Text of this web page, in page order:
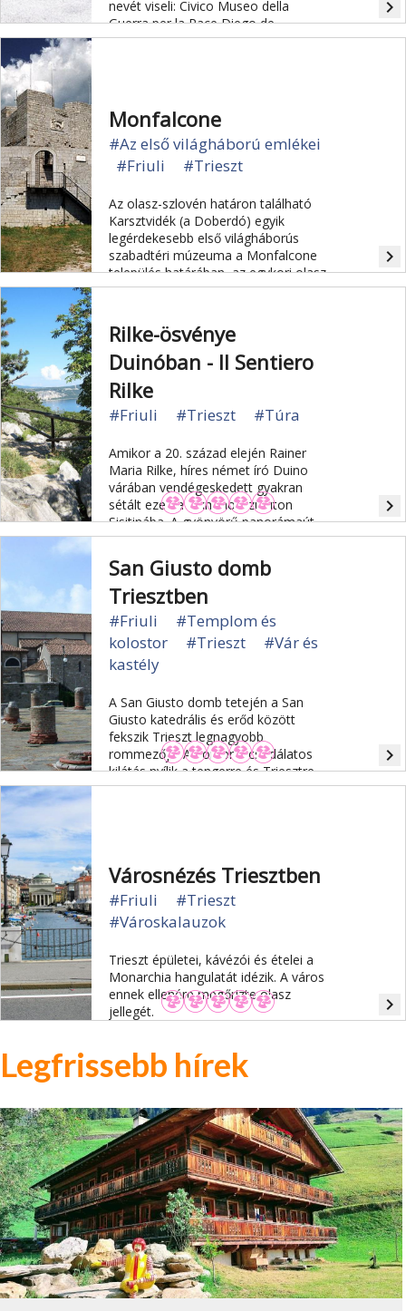
nevét viseli: Civico Museo della
Guerra per la Pace Diego de
Henriquez
navigate_next
Monfalcone
#Az első világháború emlékei
#Friuli
#Trieszt
Az olasz-szlovén határon található
Karsztvidék (a Doberdó) egyik
legérdekesebb első világháborús
szabadtéri múzeuma a Monfalcone
település határában, az egykori olasz,
illetve osztrák–magyar
kialakított Parco Tematico della
Grande Guerra.
navigate_next
Rilke-ösvénye
Duinóban - Il Sentiero
Rilke
#Friuli #Trieszt #Túra
Amikor a 20. század elején Rainer
Maria Rilke, híres német író Duino
várában vendégeskedett gyakran
sétált ezen a 2 km hosszú úton
Sisitinába. A gyönyörű panorámaút
ezeknek a sétáknak emlékét őrzi.
navigate_next
San Giusto domb
Triesztben
#Friuli
#Templom és
kolostor
#Trieszt
#Vár és
kastély
A San Giusto domb tetején a San
Giusto katedrális és erőd között
fekszik Trieszt legnagyobb
rommezője. A dombról csodálatos
kilátás nyílik a tengerre és Triesztre.
navigate_next
Városnézés Triesztben
#Friuli
#Trieszt
#Városkalauzok
Trieszt épületei, kávézói és ételei a
Monarchia hangulatát idézik. A város
ennek ellenére megőrizte olasz
jellegét.
navigate_next
Legfrissebb hírek